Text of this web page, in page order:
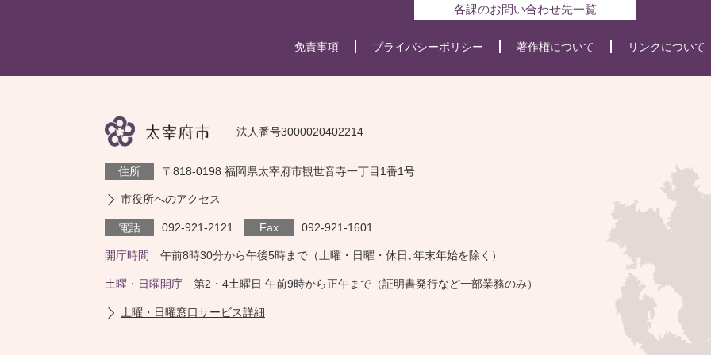
各課のお問い合わせ先一覧
免責事項 プライバシーポリシー 著作権について リンクについて
法人番号3000020402214
住所 〒818-0198 福岡県太宰府市観世音寺一丁目1番1号
市役所へのアクセス
電話 092-921-2121 Fax 092-921-1601
開庁時間 午前8時30分から午後5時まで（土曜・日曜・休日､年末年始を除く）
土曜・日曜開庁 第2・4土曜日 午前9時から正午まで（証明書発行など一部業務のみ）
土曜・日曜窓口サービス詳細